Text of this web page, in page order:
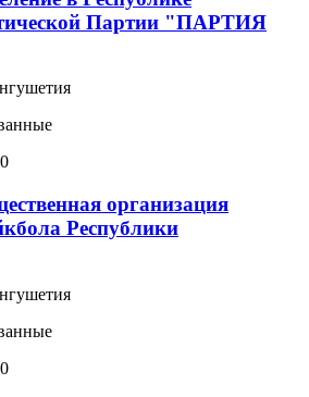
Партии "ПАРТИЯ
организация
Республики